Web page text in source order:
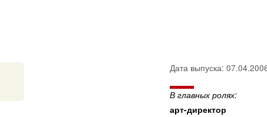
Дата выпуска:
В главных ролях:
арт-директор